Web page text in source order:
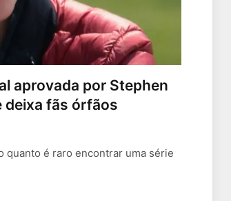
aprovada por Stephen
deixa fãs órfãos
quanto é raro encontrar uma série